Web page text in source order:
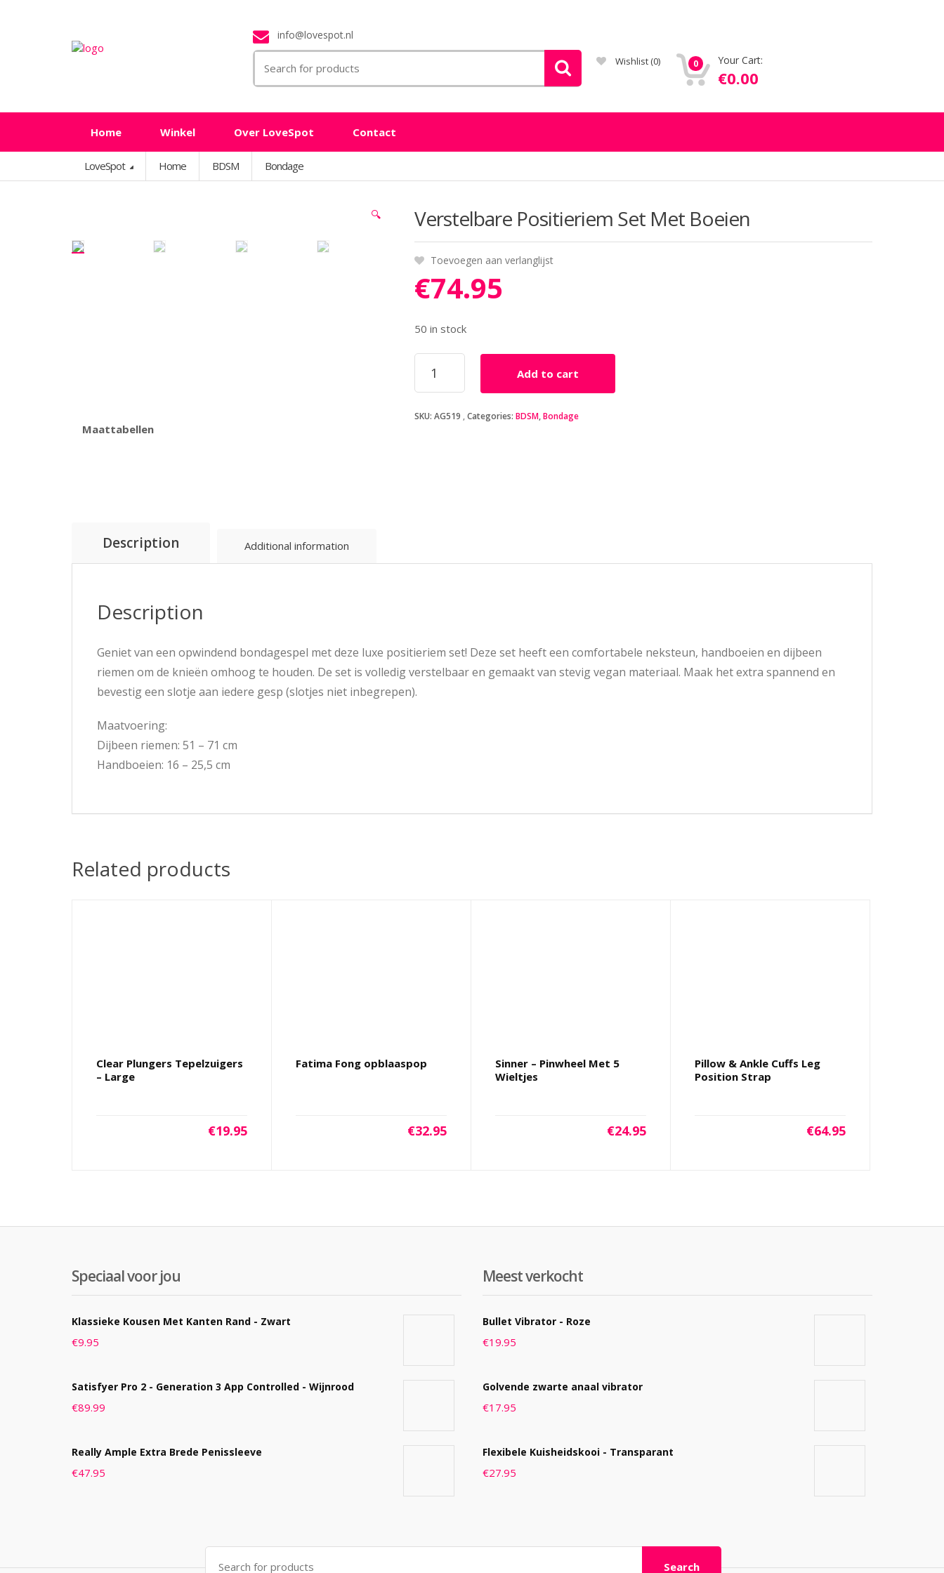
info@lovespot.nl
for:
Wishlist (0) 0 Your Cart:
€0.00
Home Winkel Over LoveSpot Contact
LoveSpot Home BDSM Bondage
🔍 Verstelbare Positieriem Set Met Boeien
Toevoegen aan verlanglijst
€74.95
50 in stock
Verstelbare
Positieriem
Set
Boeien
Add to cart
SKU: AG519 Categories: BDSM,Bondage
Maattabellen
Description Additional information
Description
Geniet van een opwindend bondagespel met deze luxe positieriem set! Deze set heeft een comfortabele neksteun, handboeien en dijbeen
riemen om de knieën omhoog te houden. De set is volledig verstelbaar en gemaakt van stevig vegan materiaal. Maak het extra spannend en
bevestig een slotje aan iedere gesp (slotjes niet inbegrepen).
Maatvoering:
Dijbeen riemen: 51 – 71 cm
Handboeien: 16 – 25,5 cm
Related products
Clear Plungers Tepelzuigers
– Large
€19.95
Fatima Fong opblaaspop
€32.95
Sinner – Pinwheel Met 5
Wieltjes
€24.95
Pillow & Ankle Cuffs Leg
Position Strap
€64.95
Speciaal voor jou
Klassieke Kousen Met Kanten Rand - Zwart
€9.95
Satisfyer Pro 2 - Generation 3 App Controlled - Wijnrood
€89.99
Really Ample Extra Brede Penissleeve
€47.95
Meest verkocht
Bullet Vibrator - Roze
€19.95
Golvende zwarte anaal vibrator
€17.95
Flexibele Kuisheidskooi - Transparant
€27.95
Search
for:
Search